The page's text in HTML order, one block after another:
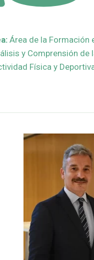
Área de la Formación
y Comprensión de
Física y